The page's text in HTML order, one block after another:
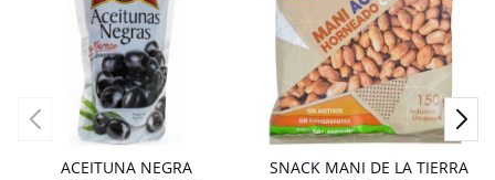
ACEITUNA NEGRA
SNACK MANI DE LA TIERRA